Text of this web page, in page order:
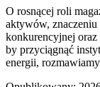
O rosnącej roli
aktywów,
konkurencyjnej oraz
by przyciągnąć
energii,